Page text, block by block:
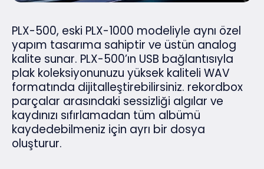
PLX-500, eski PLX-1000 modeliyle aynı özel
yapım tasarıma sahiptir ve üstün analog
kalite sunar. PLX-500’ın USB bağlantısıyla
plak koleksiyonunuzu yüksek kaliteli WAV
formatında dijitalleştirebilirsiniz. rekordbox
parçalar arasındaki sessizliği algılar ve
kaydınızı sıfırlamadan tüm albümü
kaydedebilmeniz için ayrı bir dosya
oluşturur.